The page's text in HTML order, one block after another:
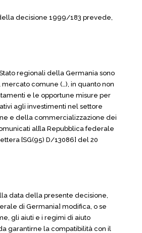
decisione 1999/183 prevede,
regionali della Germania sono
comune (…), in quanto non
e le opportune misure per
agli investimenti nel settore
e della commercializzazione dei
al[la Repubblica federale
[SG(95) D/13086] del 20
data della presente decisione,
di Germania] modifica, o se
gli aiuti e i regimi di aiuto
garantirne la compatibilità con il